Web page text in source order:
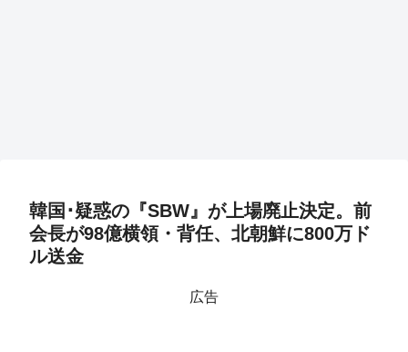
韓国･疑惑の『SBW』が上場廃止決定。前
会長が98億横領・背任、北朝鮮に800万ド
ル送金
広告